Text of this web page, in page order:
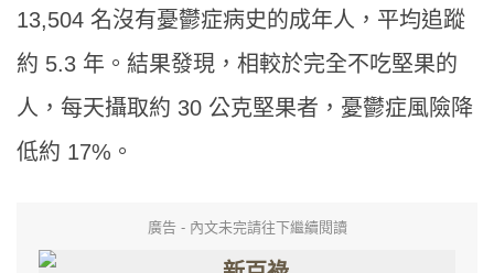
13,504 名沒有憂鬱症病史的成年人，平均追蹤
約 5.3 年。結果發現，相較於完全不吃堅果的
人，每天攝取約 30 公克堅果者，憂鬱症風險降
低約 17%。
廣告 - 內文未完請往下繼續閱讀